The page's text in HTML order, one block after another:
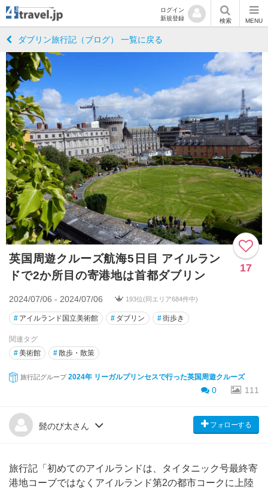
ログイン
新規登録
検索 MENU
ダブリン旅行記（ブログ） 一覧に戻る
英国周遊クルーズ航海5日目 アイルラン
ドで2か所目の寄港地は首都ダブリン
17
2024/07/06 - 2024/07/06 193位(同エリア684件中)
# アイルランド国立美術館 # ダブリン #街歩き
関連タグ
#美術館 #散歩・散策
旅行記グループ 2024年 リーガルプリンセスで行った英国周遊クルーズ
0 111
髭のび太さん フォローする
旅行記「初めてのアイルランドは、タイタニック号最終寄
港地コーブではなくアイルランド第2の都市コークに上陸